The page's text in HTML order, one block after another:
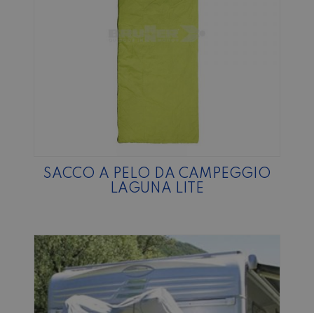
SACCO A PELO DA CAMPEGGIO
LAGUNA LITE